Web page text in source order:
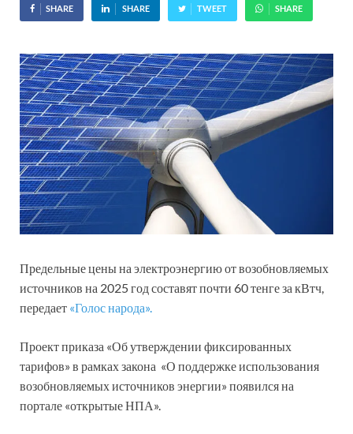
SHARE SHARE TWEET SHARE
Предельные цены на электроэнергию от возобновляемых
источников на 2025 год составят почти 60 тенге за кВтч,
передает «Голос народа».
Проект приказа «Об утверждении фиксированных
тарифов» в рамках закона «О поддержке использования
возобновляемых источников энергии» появился на
портале «открытые НПА».